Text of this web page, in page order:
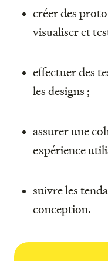
créer des
visualiser et
effectuer des
les designs ;
assurer une
expérience
suivre les
conception.